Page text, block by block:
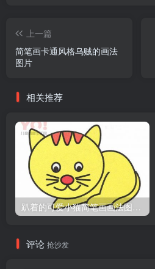
上一篇
简笔画卡通风格乌贼的画法
图片
相关推荐
趴着的可爱小猫简笔画画法图片教程
评论 抢沙发